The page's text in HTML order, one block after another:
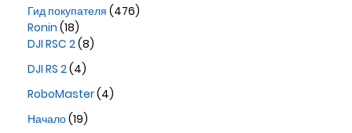
Гид покупателя (476)
Ronin (18)
DJI RSC 2(8)
DJI RS 2(4)
RoboMaster(4)
Начало(19)